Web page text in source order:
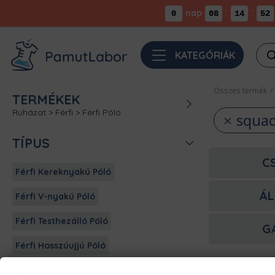
0 nap 08 : 14 : 52
KATEGÓRIÁK
TERMÉKEK
Ruházat > Férfi > Férfi Póló
TÍPUS
Férfi Kereknyakú Póló
Férfi V-nyakú Póló
Férfi Testhezálló Póló
Férfi Hosszúujjú Póló
Összes termék /